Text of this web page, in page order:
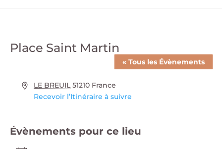
Place Saint Martin
« Tous les Évènements
Adresse
LE BREUIL 51210 France
Recevoir l’Itinéraire à suivre
Évènements pour ce lieu